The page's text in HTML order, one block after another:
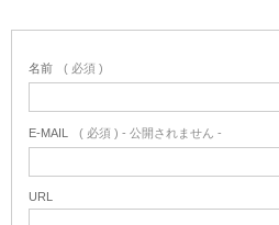
名前 ( 必須 )
E-MAIL ( 必須 ) - 公開されません -
URL